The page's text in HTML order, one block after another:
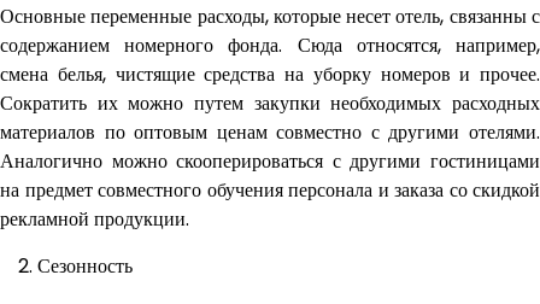
Основные переменные расходы, которые несет отель, связанны с
содержанием номерного фонда. Сюда относятся, например,
смена белья, чистящие средства на уборку номеров и прочее.
Сократить их можно путем закупки необходимых расходных
материалов по оптовым ценам совместно с другими отелями.
Аналогично можно скооперироваться с другими гостиницами
на предмет совместного обучения персонала и заказа со скидкой
рекламной продукции.
Сезонность